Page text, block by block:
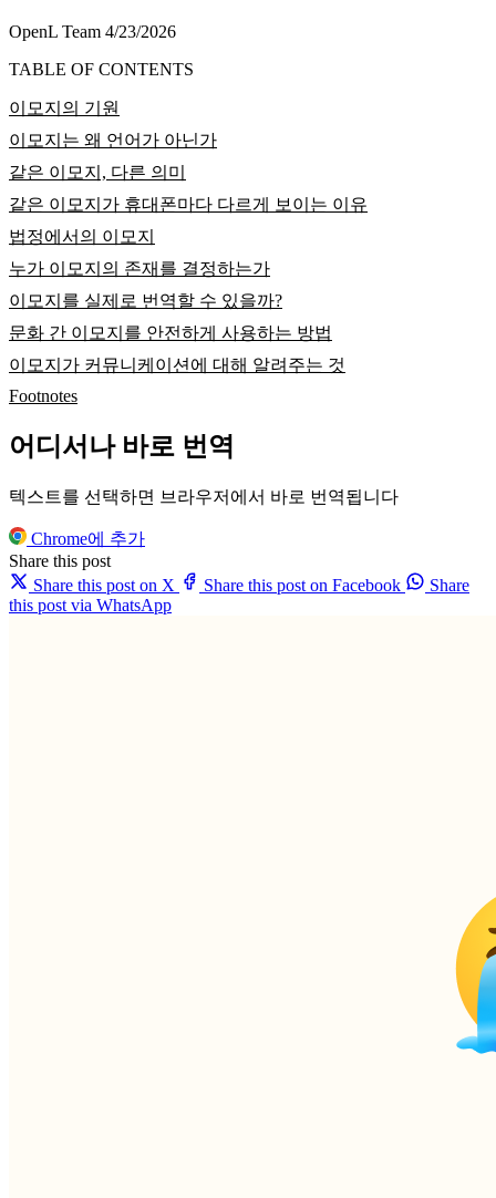
OpenL Team 4/23/2026
TABLE OF CONTENTS
이모지의 기원
이모지는 왜 언어가 아닌가
같은 이모지, 다른 의미
같은 이모지가 휴대폰마다 다르게 보이는 이유
법정에서의 이모지
누가 이모지의 존재를 결정하는가
이모지를 실제로 번역할 수 있을까?
문화 간 이모지를 안전하게 사용하는 방법
이모지가 커뮤니케이션에 대해 알려주는 것
Footnotes
어디서나 바로 번역
텍스트를 선택하면 브라우저에서 바로 번역됩니다
Chrome에 추가
Share this post
Share this post on X
Share this post on Facebook
Share
this post via WhatsApp